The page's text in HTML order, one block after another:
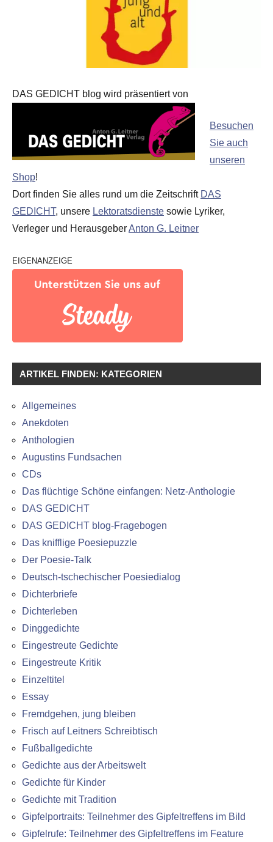
DAS GEDICHT blog wird präsentiert von
Besuchen
Sie auch
unseren
Shop!
Dort finden Sie alles rund um die Zeitschrift DAS
GEDICHT, unsere Lektoratsdienste sowie Lyriker,
Verleger und HerausgeberAnton G. Leitner
EIGENANZEIGE
ARTIKEL FINDEN: KATEGORIEN
Allgemeines
Anekdoten
Anthologien
Augustins Fundsachen
CDs
Das flüchtige Schöne einfangen: Netz-Anthologie
DAS GEDICHT
DAS GEDICHT blog-Fragebogen
Das knifflige Poesiepuzzle
Der Poesie-Talk
Deutsch-tschechischer Poesiedialog
Dichterbriefe
Dichterleben
Dinggedichte
Eingestreute Gedichte
Eingestreute Kritik
Einzeltitel
Essay
Fremdgehen, jung bleiben
Frisch auf Leitners Schreibtisch
Fußballgedichte
Gedichte aus der Arbeitswelt
Gedichte für Kinder
Gedichte mit Tradition
Gipfelportraits: Teilnehmer des Gipfeltreffens im Bild
Gipfelrufe: Teilnehmer des Gipfeltreffens im Feature